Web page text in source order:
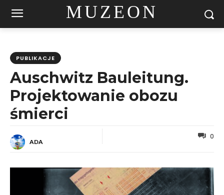
MUZEON
PUBLIKACJE
Auschwitz Bauleitung.
Projektowanie obozu
śmierci
ADA
0